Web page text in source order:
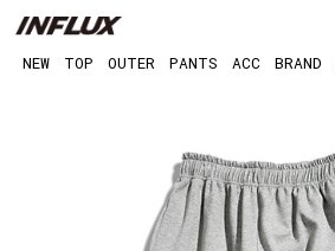
NEW TOP OUTER PANTS ACC BRAND